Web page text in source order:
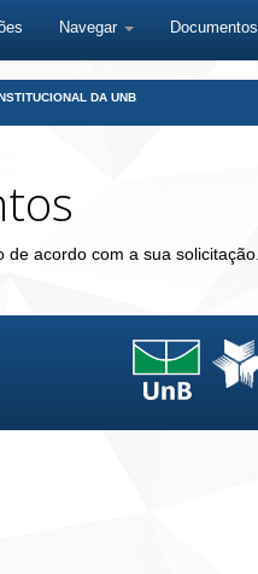
Navegar Documentos
DA UNB
acordo com a sua solicitação.